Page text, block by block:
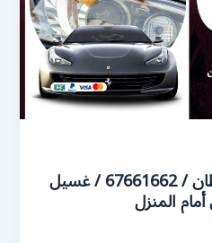
رقم غسيل سيارات خيطان / 67661662 / غسيل
المنزل